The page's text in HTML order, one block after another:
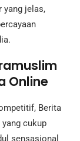
yang jelas,
Online
Berita
cukup
sensasional